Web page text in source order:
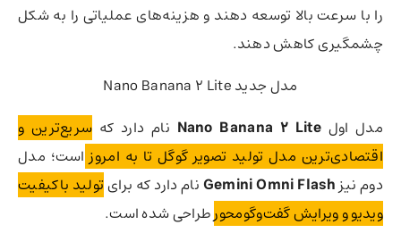
را با سرعت بالا توسعه دهند و هزینه‌های عملیاتی را به شکل
چشمگیری کاهش دهند.
مدل جدید Nano Banana 2 Lite
مدل اول Nano Banana 2 Lite نام دارد که سریع‌ترین و
اقتصادی‌ترین مدل تولید تصویر گوگل تا به امروز است؛ مدل
دوم نیز Gemini Omni Flashنام دارد که برایتولید باکیفیت
ویدیو و ویرایش گفت‌وگومحورطراحی شده است.